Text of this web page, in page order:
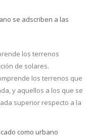
se adscriben a las
los terrenos
de solares.
los terrenos que
y aquellos a los que se
superior respecto a la
como urbano